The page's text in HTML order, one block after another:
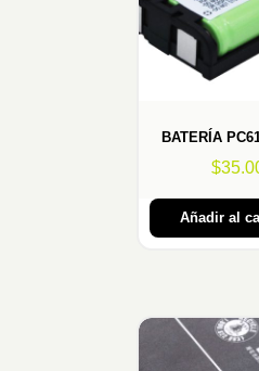
BATERÍA
$
Añadir al